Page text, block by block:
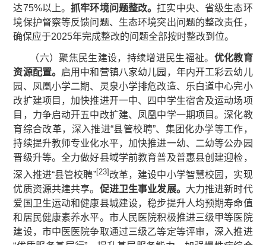
达75%以上。抓牢环境问题整改。扛实中央、省级生态环
境保护督察等反馈问题、生态环境突出问题的整改责任，
确保应于2025年完成整改的问题全部按时整改到位。
（六）聚焦民生建设，持续增进民生福祉。 优化教育
资源配置。 启用中和营镇八家幼儿园，年内开工彩云幼儿
园、凤凰小学二期、灵泉小学排危改造、乐白道中心完小
改扩建项目，加快推进开一中、四中学生宿舍及运动场项
目，力争启动开五中改扩建、凤凰中学一期项目。深化教
育综合改革，深入推进“县管校聘”、集团化办学等工作，
持续提升教师专业化水平，加快推进一幼、二幼等公办园
晋级升等。全力做好县域学前教育普及普惠县创建迎检，
深入推进“县管校聘”[23] 改革，建设中小学智慧校园，实现
优质资源共建共享。 促进卫生事业发展。 大力推进新时代
爱国卫生运动和健康县城建设，稳步提升人均预期寿命值
和居民健康素养水平。市人民医院积极推进三级甲等医院
建设，市中医医院争取通过三级乙等定等评审，深入推进